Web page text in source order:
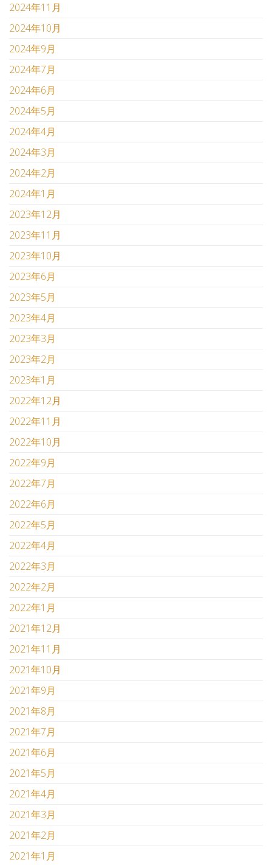
2024年11月
2024年10月
2024年9月
2024年7月
2024年6月
2024年5月
2024年4月
2024年3月
2024年2月
2024年1月
2023年12月
2023年11月
2023年10月
2023年6月
2023年5月
2023年4月
2023年3月
2023年2月
2023年1月
2022年12月
2022年11月
2022年10月
2022年9月
2022年7月
2022年6月
2022年5月
2022年4月
2022年3月
2022年2月
2022年1月
2021年12月
2021年11月
2021年10月
2021年9月
2021年8月
2021年7月
2021年6月
2021年5月
2021年4月
2021年3月
2021年2月
2021年1月